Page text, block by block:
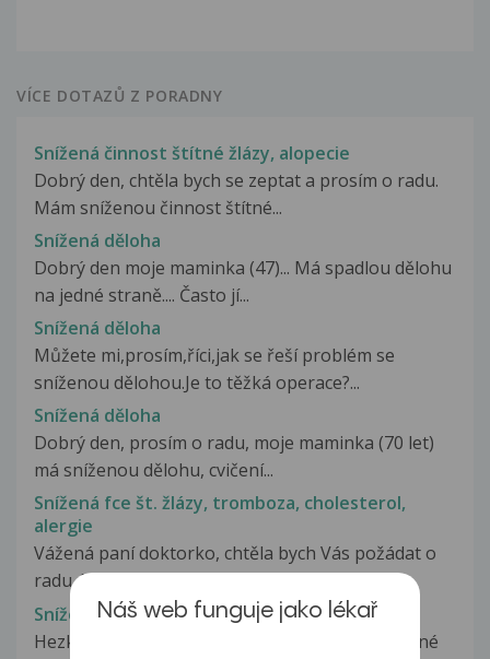
VÍCE DOTAZŮ Z PORADNY
Snížená činnost štítné žlázy, alopecie
Dobrý den, chtěla bych se zeptat a prosím o radu.
Mám sníženou činnost štítné...
Snížená děloha
Dobrý den moje maminka (47)... Má spadlou dělohu
na jedné straně.... Často jí...
Snížená děloha
Můžete mi,prosím,říci,jak se řeší problém se
sníženou dělohou.Je to těžká operace?...
Snížená děloha
Dobrý den, prosím o radu, moje maminka (70 let)
má sníženou dělohu, cvičení...
Snížená fce št. žlázy, tromboza, cholesterol,
alergie
Vážená paní doktorko, chtěla bych Vás požádat o
radu. Mám zdravotní potíže,...
Snížená fce štítné žlázy
Hezký den, chtěla bych se zeptat ohledně snížené
Náš web funguje jako lékař